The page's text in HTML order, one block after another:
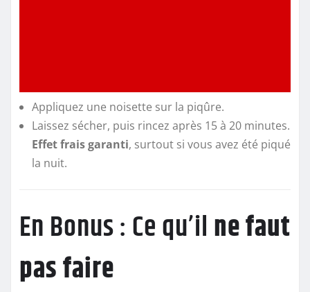
Appliquez une noisette sur la piqûre.
Laissez sécher, puis rincez après 15 à 20 minutes.
Effet frais garanti, surtout si vous avez été piqué
la nuit.
En Bonus : Ce qu’ilne faut
pas faire